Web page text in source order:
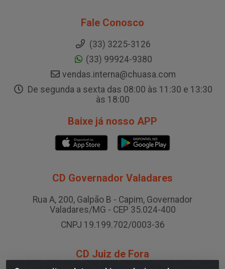
Fale Conosco
(33) 3225-3126
(33) 99924-9380
vendas.interna@chuasa.com
De segunda a sexta das 08:00 às 11:30 e 13:30
às 18:00
Baixe já nosso APP
CD Governador Valadares
Rua A, 200, Galpão B - Capim, Governador
Valadares/MG - CEP 35.024-400
CNPJ 19.199.702/0003-36
CD Juiz de Fora